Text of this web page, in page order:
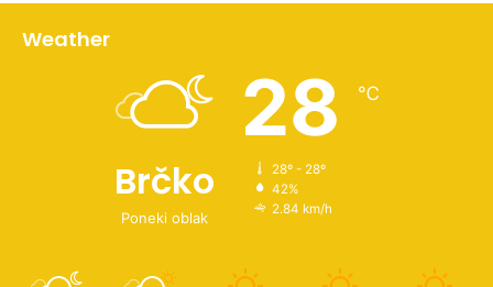
Weather
Brčko
Poneki oblak
28 ℃
28º - 28º
42%
2.84 km/h